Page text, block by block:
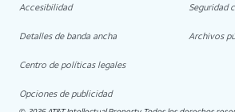
Accesibilidad
Detalles de banda ancha
Centro de políticas legales
Opciones de publicidad
Seguridad
Archivos